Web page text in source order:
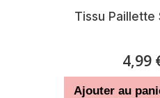
Tissu Paillette
4,99
Ajouter au